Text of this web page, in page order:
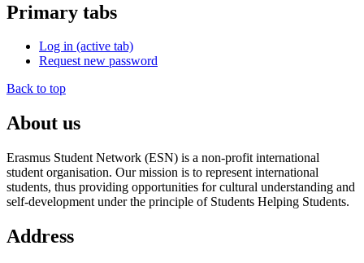
Primary tabs
Log in (active tab)
Request new password
Back to top
About us
Erasmus Student Network (ESN) is a non-profit international
student organisation. Our mission is to represent international
students, thus providing opportunities for cultural understanding and
self-development under the principle of Students Helping Students.
Address